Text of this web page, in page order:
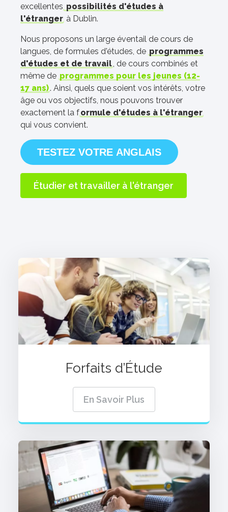
excellentes possibilités d'études à
l'étranger à Dublin.
Nous proposons un large éventail de cours de
langues, de formules d'études, de programmes
d'études et de travail, de cours combinés et
même de programmes pour les jeunes (12-
17 ans). Ainsi, quels que soient vos intérêts, votre
âge ou vos objectifs, nous pouvons trouver
exactement la formule d'études à l'étranger
qui vous convient.
TESTEZ VOTRE ANGLAIS
Étudier et travailler à l'étranger
Forfaits d’Étude
En Savoir Plus